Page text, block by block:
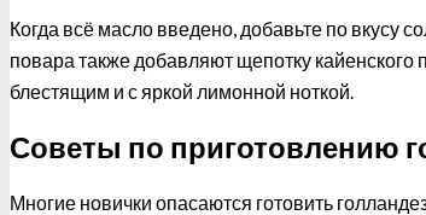
Когда всё масло введено, добавьте по
повара также добавляют щепотку кайенского
блестящим и с яркой лимонной ноткой.
Советы по приготовлению
Многие новички опасаются готовить